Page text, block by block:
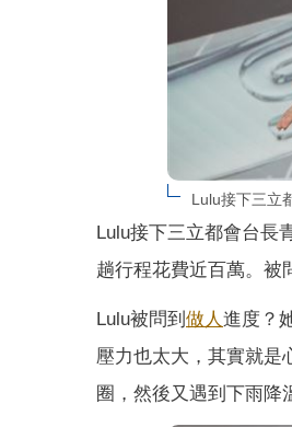
Lulu接下三立
Lulu接下三立都會台長
趟行程花費近百萬。被
Lulu被問到 做人 進度？
壓力也太大，其實就是
圈，然後又遇到下雨降